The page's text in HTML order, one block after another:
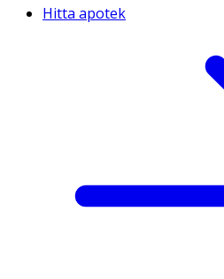
Hitta apotek